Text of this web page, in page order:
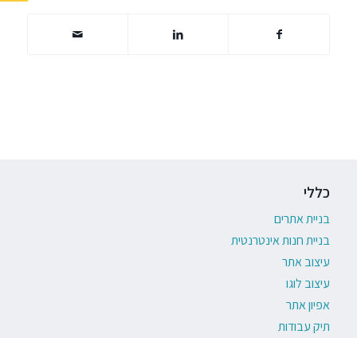
כללי
בניית אתרים
בניית חנות אינטרנטית
עיצוב אתר
עיצוב לוגו
אפיון אתר
תיק עבודות